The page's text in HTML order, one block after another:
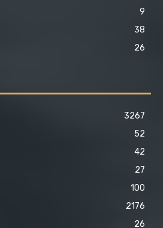
9
38
26
3267
52
42
27
100
2176
26